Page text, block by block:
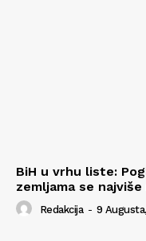
BiH u vrhu liste:
zemljama se najviše
Redakcija - 9